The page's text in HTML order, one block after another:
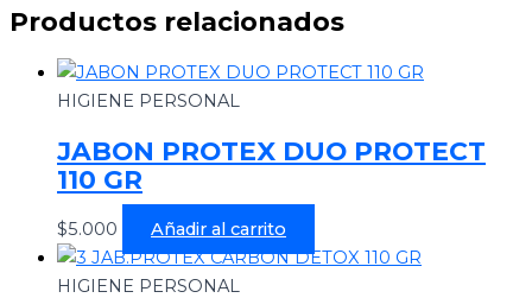
Productos relacionados
HIGIENE PERSONAL
JABON PROTEX DUO PROTECT
110 GR
$5.000 Añadir al carrito
HIGIENE PERSONAL